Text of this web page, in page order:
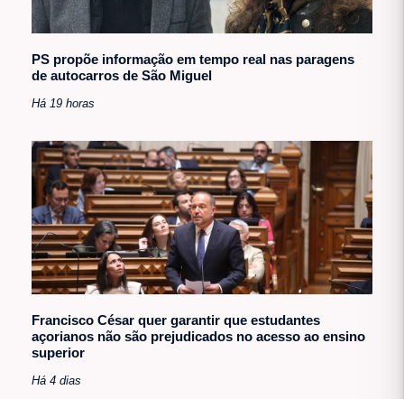
PS propõe informação em tempo real nas paragens
de autocarros de São Miguel
Há 19 horas
Francisco César quer garantir que estudantes
açorianos não são prejudicados no acesso ao ensino
superior
Há 4 dias